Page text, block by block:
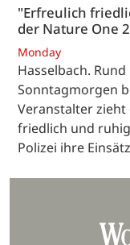
"Erfreulich
der Nature One
Monday
Hasselbach.
Sonntagmorgen
Veranstalter zieht
friedlich und
Polizei ihre